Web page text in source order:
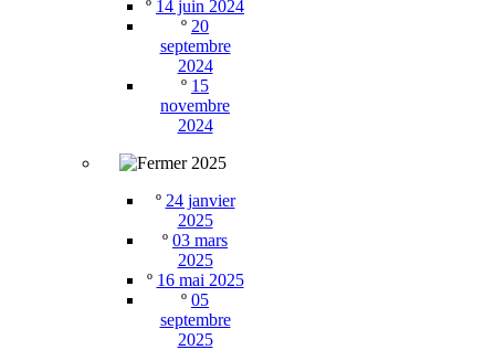
º 14 juin 2024
º 20
septembre
2024
º 15
novembre
2024
2025
º 24 janvier
2025
º 03 mars
2025
º 16 mai 2025
º 05
septembre
2025